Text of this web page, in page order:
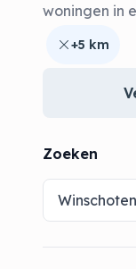
woningen in
+5 km
Zoeken